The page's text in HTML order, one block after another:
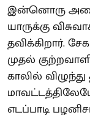
இன்னொரு
யாருக்கு
தவிக்கிறார்.
முதல்
காலில்
எடப்பாடி